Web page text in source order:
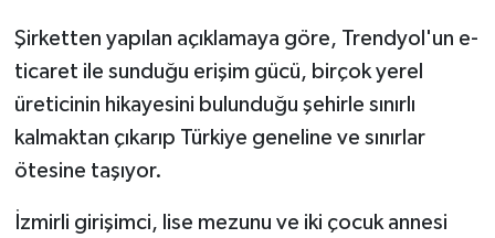
Şirketten yapılan açıklamaya göre, Trendyol'un e-
ticaret ile sunduğu erişim gücü, birçok yerel
üreticinin hikayesini bulunduğu şehirle sınırlı
kalmaktan çıkarıp Türkiye geneline ve sınırlar
ötesine taşıyor.
İzmirli girişimci, lise mezunu ve iki çocuk annesi